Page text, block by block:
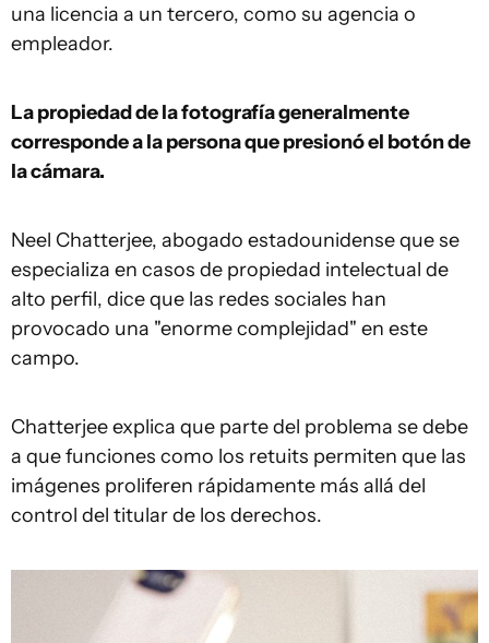
una licencia a un tercero, como su agencia o
empleador.
La propiedad de la fotografía generalmente
corresponde a la persona que presionó el botónde
la cámara.
Neel Chatterjee, abogado estadounidense que se
especializa en casos de propiedad intelectual de
alto perfil, dice que las redes sociales han
provocado una "enorme complejidad" en este
campo.
Chatterjee explica que parte del problema se debe
a que funciones como los retuits permiten que las
imágenes proliferen rápidamente más allá del
control del titular de los derechos.